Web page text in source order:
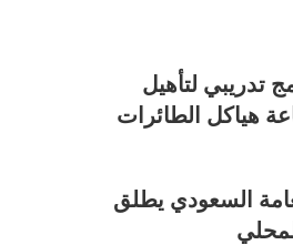
تدريبي لتأهيل
هياكل الطائرات
السعودي يطلق